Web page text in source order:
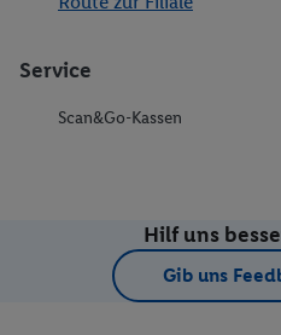
Service
Scan&Go-Kassen
Hilf uns
Gib uns